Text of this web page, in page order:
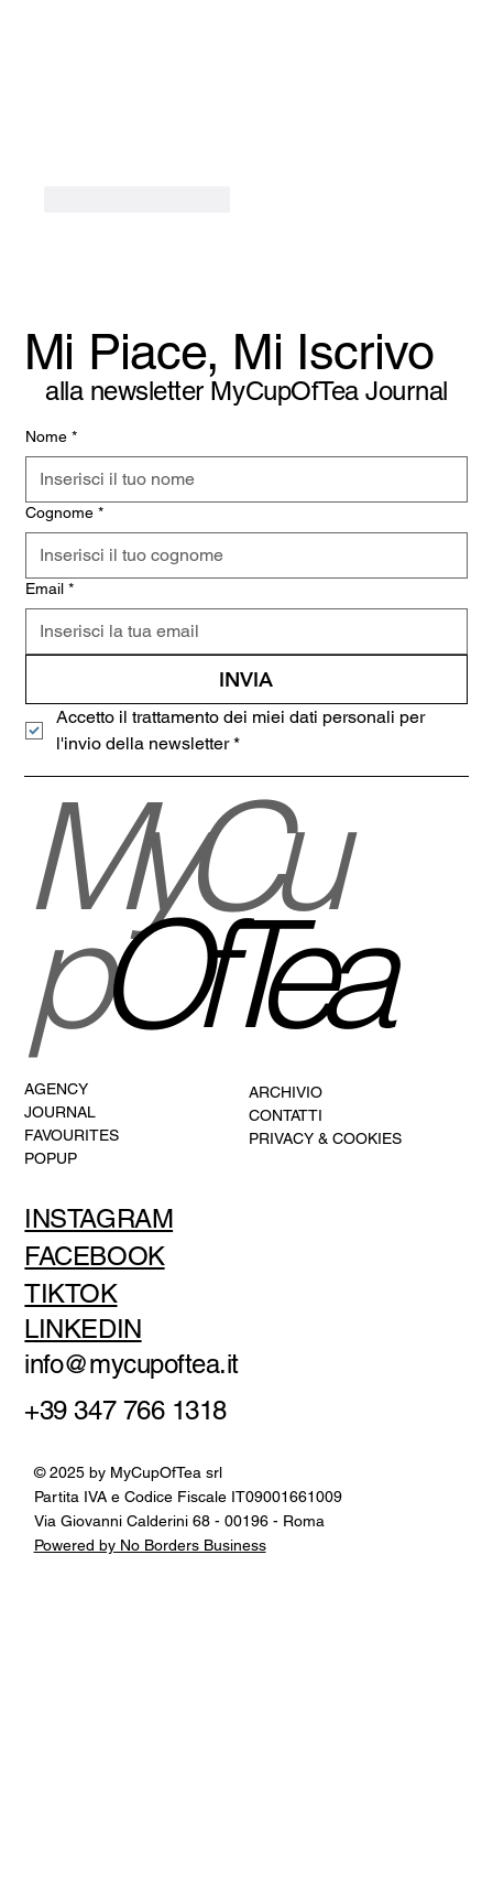
Mi Piace, Mi Iscrivo
alla newsletter MyCupOfTea Journal
Nome *
Cognome *
Email *
INVIA
Accetto il trattamento dei miei dati personali per
l'invio della newsletter *
MyCu
pOfTea
AGENCY
JOURNAL
FAVOURITES
POPUP
ARCHIVIO
CONTATTI
PRIVACY & COOKIES
INSTAGRAM
FACEBOOK
TIKTOK
LINKEDIN
info@mycupoftea.it
+39 347 766 1318
© 2025 by MyCupOfTea srl
Partita IVA e Codice Fiscale IT09001661009
Via Giovanni Calderini 68 - 00196 - Roma
Powered by No Borders Business